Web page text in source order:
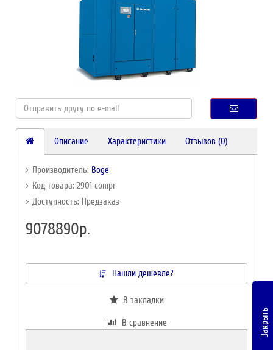
Описание Характеристики Отзывов (0)
Производитель: Boge
Код товара: 2901 compr
Доступность: Предзаказ
9078890р.
Нашли дешевле?
В закладки
В сравнение Закрыть